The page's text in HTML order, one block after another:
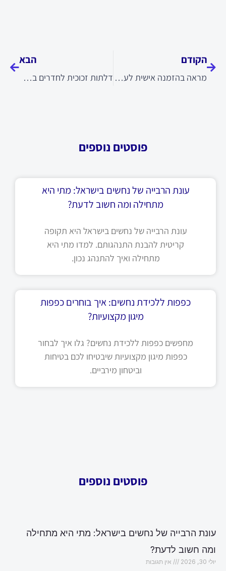
הקודם
מראה בהזמנה אישית לעיצוב חלל מדויק
הבא
דלתות זכוכית לחדרים בעיצוב אישי ומדויק
פוסטים נוספים
עונת הרבייה של נחשים בישראל: מתי היא
מתחילה ומה חשוב לדעת?
עונת הרבייה של נחשים בישראל היא תקופה
קריטית להבנת התנהגותם. למדו מתי היא
מתחילה ואיך להתנהג נכון.
כפפות ללכידת נחשים: איך בוחרים כפפות
מיגון מקצועיות?
מחפשים כפפות ללכידת נחשים? גלו איך לבחור
כפפות מיגון מקצועיות שיבטיחו לכם בטיחות
וביטחון מירביים.
פוסטים נוספים
עונת הרבייה של נחשים בישראל: מתי היא מתחילה
ומה חשוב לדעת?
יולי 30, 2026 אין תגובות